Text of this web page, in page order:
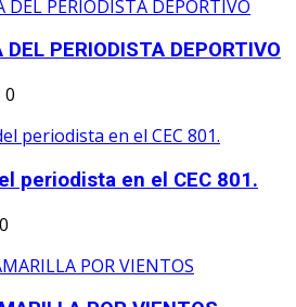
PERIODISTA DEPORTIVO
0
periodista en el CEC 801.
0